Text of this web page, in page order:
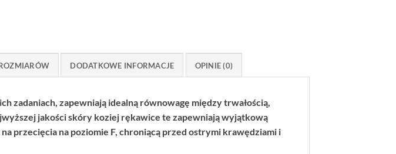
DODATKOWE INFORMACJE OPINIE (0)
zadaniach, zapewniają idealną równowagę między trwałością,
jakości skóry koziej rękawice te zapewniają wyjątkową
przecięcia na poziomie F, chroniącą przed ostrymi krawędziami i